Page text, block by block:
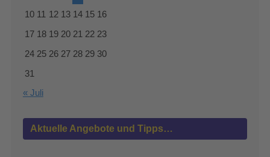
10 11 12 13 14 15 16
17 18 19 20 21 22 23
24 25 26 27 28 29 30
31
« Juli
Aktuelle Angebote und Tipps…